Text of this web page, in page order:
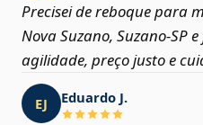
Precisei de reboque para
Nova Suzano, Suzano‑SP
agilidade, preço justo e
EJ Eduardo J.